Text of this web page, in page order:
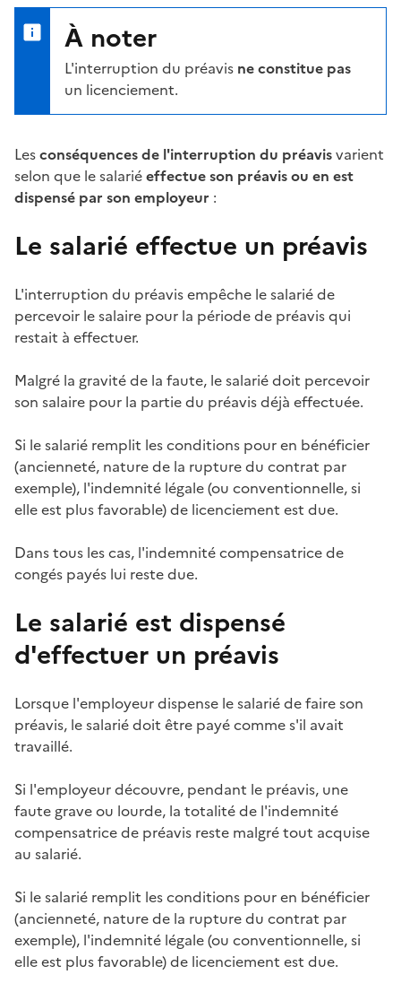
À noter
L'interruption du préavis ne constitue pas
un licenciement.
Lesconséquences de l'interruption du préavisvarient
selon que le salariéeffectue son préavis ou en est
dispensé par son employeur :
Le salarié effectue un préavis
L'interruption du préavis empêche le salarié de
percevoir le salaire pour la période de préavis qui
restait à effectuer.
Malgré la gravité de la faute, le salarié doit percevoir
son salaire pour la partie du préavis déjà effectuée.
Si le salarié remplit les conditions pour en bénéficier
(ancienneté, nature de la rupture du contrat par
exemple), l'indemnité légale(ou conventionnelle, si
elle est plus favorable) de licenciement est due.
Dans tous les cas, l'indemnité compensatrice de
congés payés lui reste due.
Le salarié est dispensé
d'effectuer un préavis
Lorsque l'employeur dispense le salarié de faire son
préavis, le salarié doit être payé comme s'il avait
travaillé.
Si l'employeur découvre, pendant le préavis, une
faute grave ou lourde, la totalité de l'indemnité
compensatrice de préavis reste malgré tout acquise
au salarié.
Si le salarié remplit les conditions pour en bénéficier
(ancienneté, nature de la rupture du contrat par
exemple), l'indemnité légale(ou conventionnelle, si
elle est plus favorable) de licenciement est due.